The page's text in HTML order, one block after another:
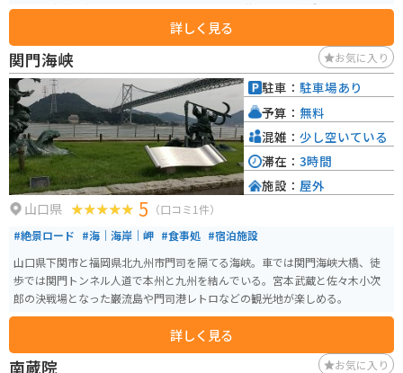
ラマなどの撮影でもよく利用されています。 空港までの連絡橋を走るのがと
ても気持ちが良いです。車場については二輪は無料、四輪も1時間までは無料
です。
詳しく見る
関門海峡 お気に入り
山口県 5 （口コミ1件）
#絶景ロード #海｜海岸｜岬 #食事処 #宿泊施設
山口県下関市と福岡県北九州市門司を隔てる海峡。車では関門海峡大橋、徒
歩では関門トンネル人道で本州と九州を結んでいる。宮本武蔵と佐々木小次
郎の決戦場となった巌流島や門司港レトロなどの観光地が楽しめる。
詳しく見る
駐車： 駐車場あり
予算： 無料
混雑： 少し空いている
滞在： 3時間
施設： 屋外
南蔵院 お気に入り